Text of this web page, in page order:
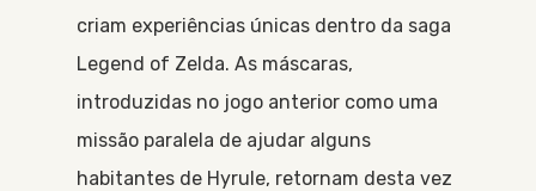
criam experiências únicas dentro da saga
Legend of Zelda. As máscaras,
introduzidas no jogo anterior como uma
missão paralela de ajudar alguns
habitantes de Hyrule, retornam desta vez